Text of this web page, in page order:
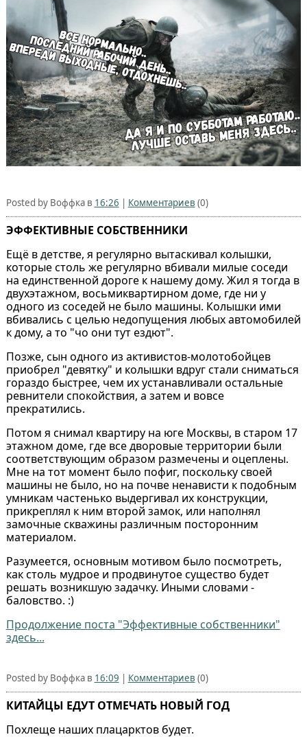
Posted by Воффка в 16:26 | Комментариев (0)
ЭФФЕКТИВНЫЕ СОБСТВЕННИКИ
Ещё в детстве, я регулярно вытаскивал колышки,
которые столь же регулярно вбивали милые соседи
на единственной дороге к нашему дому. Жил я тогда в
двухэтажном, восьмиквартирном доме, где ни у
одного из соседей не было машины. Колышки ими
вбивались с целью недопущения любых автомобилей
к дому, а то "чо они тут ездют".
Позже, сын одного из активистов-молотобойцев
приобрел "девятку" и колышки вдруг стали сниматься
гораздо быстрее, чем их устанавливали остальные
ревнители спокойствия, а затем и вовсе
прекратились.
Потом я снимал квартиру на юге Москвы, в старом 17
этажном доме, где все дворовые территории были
соответствующим образом размечены и оцеплены.
Мне на тот момент было пофиг, поскольку своей
машины не было, но на почве ненависти к подобным
умникам частенько выдергивал их конструкции,
прикреплял к ним второй замок, или наполнял
замочные скважины различным посторонним
материалом.
Разумеется, основным мотивом было посмотреть,
как столь мудрое и продвинутое существо будет
решать возникшую задачку. Иными словами -
баловство. :)
Продолжение поста "Эффективные собственники"
здесь...
Posted by Воффка в 16:09 | Комментариев (0)
КИТАЙЦЫ ЕДУТ ОТМЕЧАТЬ НОВЫЙ ГОД
Похлеще наших плацарктов будет.